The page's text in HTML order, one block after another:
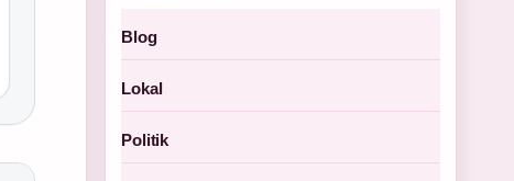
Blog
Lokal
Politik